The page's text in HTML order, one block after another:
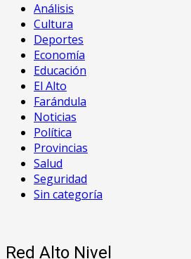
Análisis
Cultura
Deportes
Economía
Educación
El Alto
Farándula
Noticias
Política
Provincias
Salud
Seguridad
Sin categoría
Red Alto Nivel